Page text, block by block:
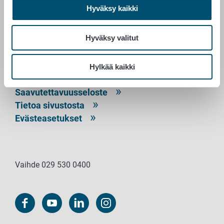
Hyväksy kaikki
Hyväksy valitut
Hylkää kaikki
PL 100
Yhteystiedot
Tietosuojailmoitus
Saavutettavuusseloste
Tietoa sivustosta
Evästeasetukset
Vaihde 029 530 0400